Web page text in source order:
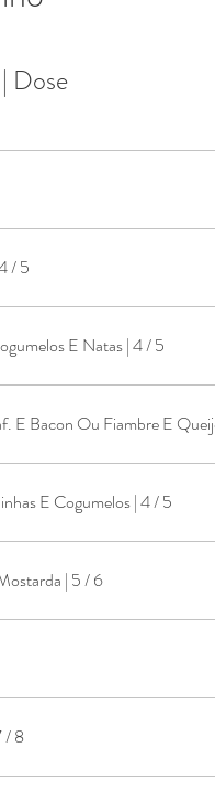
Dose
Cogumelos | 4 / 5
Bifinhos Do Lombo C/Cogumelos E Natas | 4 / 5
E Bacon Ou Fiambre E
E Cogumelos | 4 / 5
Mini Hamburguer Com Mostarda | 5 / 6
/ 8